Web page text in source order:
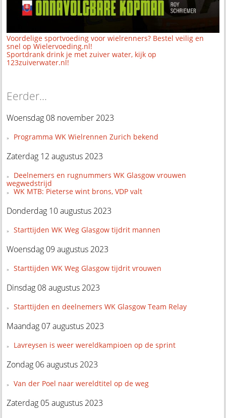
Voordelige sportvoeding voor wielrenners? Bestel veilig en
snel op Wielervoeding.nl!
Sportdrank drink je met zuiver water, kijk op
123zuiverwater.nl!
Eerder...
Woensdag 08 november 2023
Programma WK Wielrennen Zurich bekend
Zaterdag 12 augustus 2023
Deelnemers en rugnummers WK Glasgow vrouwen
wegwedstrijd
WK MTB: Pieterse wint brons, VDP valt
Donderdag 10 augustus 2023
Starttijden WK Weg Glasgow tijdrit mannen
Woensdag 09 augustus 2023
Starttijden WK Weg Glasgow tijdrit vrouwen
Dinsdag 08 augustus 2023
Starttijden en deelnemers WK Glasgow Team Relay
Maandag 07 augustus 2023
Lavreysen is weer wereldkampioen op de sprint
Zondag 06 augustus 2023
Van der Poel naar wereldtitel op de weg
Zaterdag 05 augustus 2023